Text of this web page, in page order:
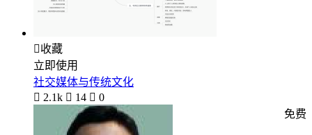
收藏
立即使用
社交媒体与传统文化
 2.1k  14  0
免费